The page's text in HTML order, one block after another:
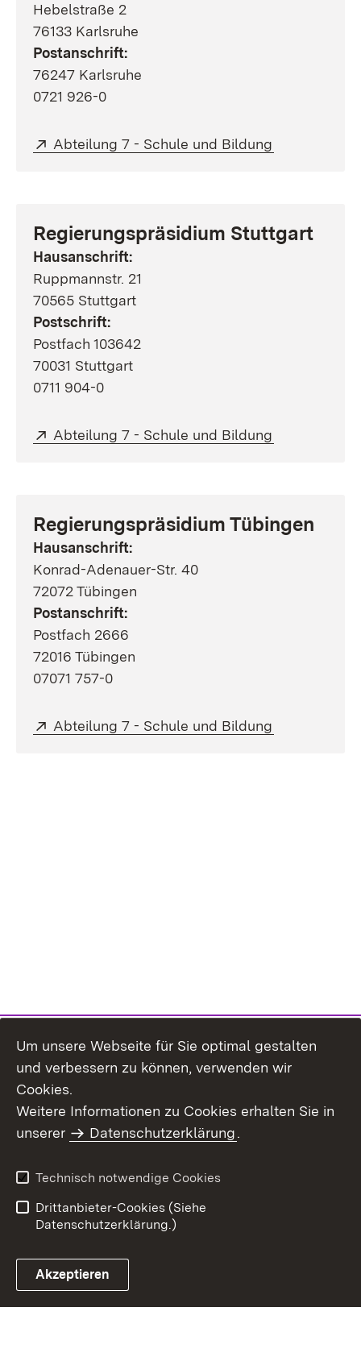
Hebelstraße 2
76133 Karlsruhe
Postanschrift:
76247 Karlsruhe
0721 926-0
Extern:
Abteilung 7 - Schule und Bildung
Regierungspräsidium Stuttgart
Hausanschrift:
Ruppmannstr. 21
70565 Stuttgart
Postschrift:
Postfach 103642
70031 Stuttgart
0711 904-0
Extern:
Abteilung 7 - Schule und Bildung
Regierungspräsidium Tübingen
Hausanschrift:
Konrad-Adenauer-Str. 40
72072 Tübingen
Postanschrift:
Postfach 2666
72016 Tübingen
07071 757-0
Extern:
Abteilung 7 - Schule und Bildung
Benutzungshinweise
Erklärung zur
Um unsere Webseite für Sie optimal gestalten
und verbessern zu können, verwenden wir
Cookies.
Weitere Informationen zu Cookies erhalten Sie in
unserer
Datenschutzerklärung.
Technisch notwendige Cookies
Drittanbieter-Cookies (Siehe
Datenschutzerklärung.)
Akzeptieren